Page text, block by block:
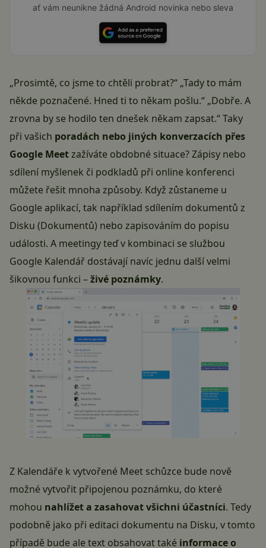
ať vám neunikne žádná Android novinka nebo sleva
„Prosimtě, co jsme to chtěli probrat?“ „Tady to mám
někde poznačené. Hned ti to někam pošlu.“ „Dobře. A
zrovna by se hodilo ten dnešek někam zapsat.“ Taky
při vašich poradách nebo jiných konverzacích přes
Google Meetzažíváte obdobné situace? Zápisy nebo
sdílení myšlenek či podkladů při online konferenci
můžete řešit mnoha způsoby. Když zůstaneme u
Google aplikací, tak například sdílením dokumentů z
Disku (Dokumentů) nebo zapisováním do popisu
události. A meetingy teď v kombinaci se službou
Google Kalendář dostávají navíc jednu další velmi
šikovnou funkci –živé poznámky.
Z Kalendáře k vytvořené Meet schůzce bude nově
možné vytvořit připojenou poznámku, do které
mohou nahlížet a zasahovat všichni účastníci. Tedy
podobně jako při editaci dokumentu na Disku, v tomto
případě bude ale text obsahovat také informace o